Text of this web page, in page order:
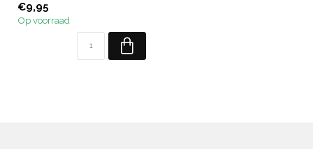
€9,95
Op voorraad